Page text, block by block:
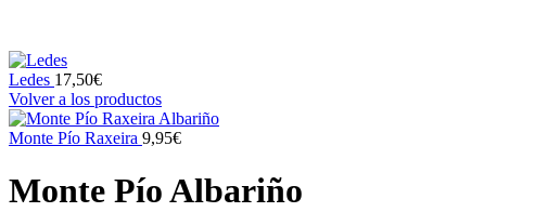
Ledes 17,50€
Volver a los productos
Monte Pío Raxeira 9,95€
Monte Pío Albariño